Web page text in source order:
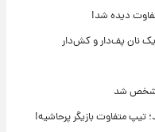
مشخص شد
تیپ متفاوت بازیگر پرحاشیه!